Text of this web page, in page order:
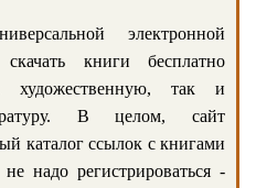
электронной
книги бесплатно
художественную, так и
В целом, сайт
каталог ссылок с книгами
надо регистрироваться -